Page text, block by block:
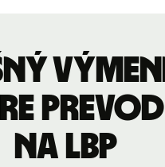
prevod
na LBP